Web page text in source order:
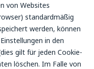
von Websites
standardmäßig
werden, können
in den
gilt für jeden Cookie-
löschen. Im Falle von